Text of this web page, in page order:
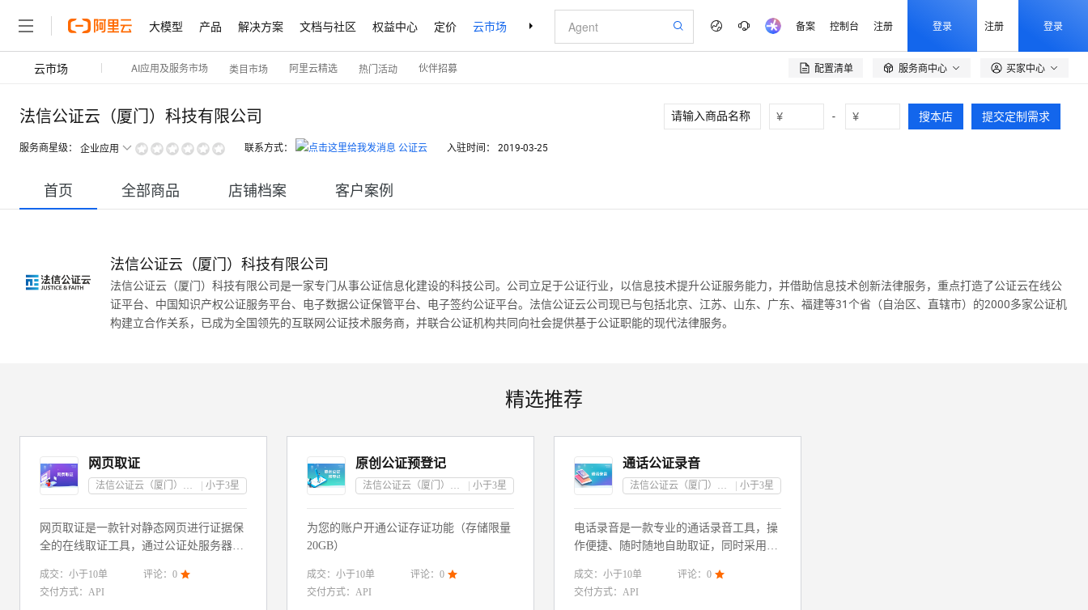
大模型 产品 解决方案 文档与社区 权益中心 定价 云市场 合作伙伴 支持与服务 了解阿里云 备案 控制台 注册 登录 注册 登录
云市场 AI应用及服务市场 类目市场 阿里云精选 热门活动 伙伴招募 配置清单  服务商中心 买家中心
法信公证云（厦门）科技有限公司
服务商星级： 企业应用 联系方式： 公证云 入驻时间： 2019-03-25
¥ - ¥ 搜本店 提交定制需求
首页 全部商品 店铺档案 客户案例
法信公证云（厦门）科技有限公司
法信公证云（厦门）科技有限公司是一家专门从事公证信息化建设的科技公司。公司立足于公证行业，以信息技术提升公证服务能力，并借助信息技术创新法律服务，重点打造了公证云在线公
证平台、中国知识产权公证服务平台、电子数据公证保管平台、电子签约公证平台。法信公证云公司现已与包括北京、江苏、山东、广东、福建等31个省（自治区、直辖市）的2000多家公证机
构建立合作关系，已成为全国领先的互联网公证技术服务商，并联合公证机构共同向社会提供基于公证职能的现代法律服务。
精选推荐
网页取证
法信公证云（厦门）科技有限公司 小于3星
网页取证是一款针对静态网页进行证据保
全的在线取证工具，通过公证处服务器实
备公证效力的电子证据。当发生网络造
谣、网络隐私窃取、网站镜像仿冒、网络
成交： 小于10单 评论： 0 
交付方式： API
原创公证预登记
法信公证云（厦门）科技有限公司 小于3星
为您的账户开通公证存证功能（存储限量
20GB）
成交： 小于10单 评论： 0 
交付方式： API
通话公证录音
法信公证云（厦门）科技有限公司 小于3星
电话录音是一款专业的通话录音工具，操
作便捷、随时随地自助取证，同时采用特
被篡改，提升录音证据的法律效力。
成交： 小于10单 评论： 0 
交付方式： API